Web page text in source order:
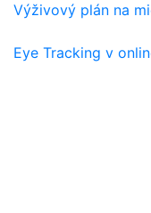
Výživový plán na
Eye Tracking v